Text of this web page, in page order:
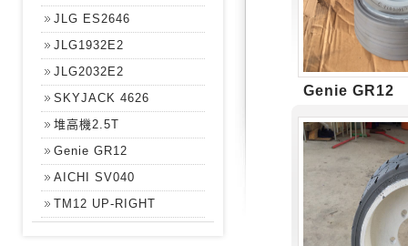
JLG ES2646
JLG1932E2
JLG2032E2
SKYJACK 4626
堆高機2.5T
Genie GR12
AICHI SV040
TM12 UP-RIGHT
Genie GR12